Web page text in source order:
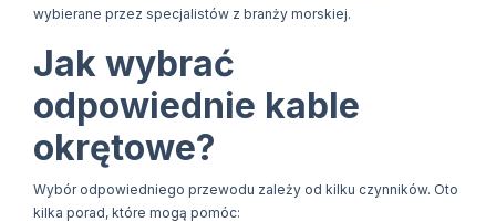
wybierane przez specjalistów z branży morskiej.
Jak wybrać
odpowiednie kable
okrętowe?
Wybór odpowiedniego przewodu zależy od kilku czynników. Oto
kilka porad, które mogą pomóc: